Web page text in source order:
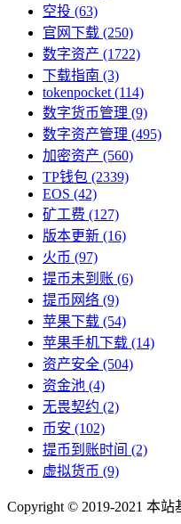
空投 (63)
官网下载 (250)
数字资产 (1722)
下载指南 (3)
tokenpocket (114)
数字货币管理 (9)
数字资产管理 (495)
加密资产 (560)
TP钱包 (2339)
EOS (42)
矿工费 (127)
版本更新 (16)
火币 (97)
提币未到账 (6)
提币网络 (9)
苹果下载 (54)
苹果手机下载 (14)
资产安全 (504)
资金池 (4)
无畏契约 (2)
币安 (102)
提币到账时间 (2)
虚拟货币 (9)
Copyright © 2019-2021 本站